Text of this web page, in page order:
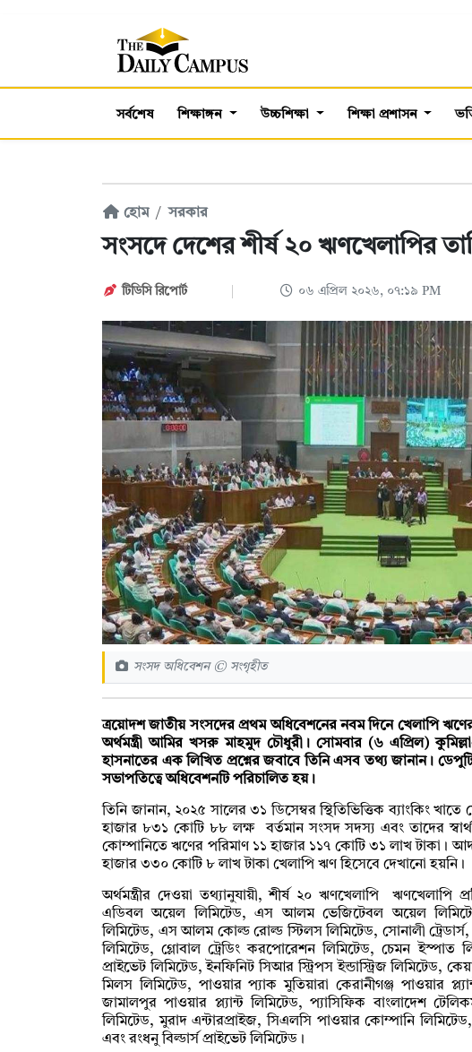
সর্বশেষ শিক্ষাঙ্গন উচ্চশিক্ষা শিক্ষা প্রশাসন
হোম সরকার
সংসদে দেশের শীর্ষ ২০ ঋণখেলাপির
টিডিসি রিপোর্ট ০৬ এপ্রিল ২০২৬, ০৭:১৯ PM
সংসদ অধিবেশন © সংগৃহীত
ত্রয়োদশ জাতীয় সংসদের প্রথম অধিবেশনের নবম দিনে খেলাপি ঋণের
অর্থমন্ত্রী আমির খসরু মাহমুদ চৌধুরী। সোমবার (৬ এপ্রিল)
হাসনাতের এক লিখিত প্রশ্নের জবাবে তিনি এসব তথ্য জানান।
সভাপতিত্বে অধিবেশনটি পরিচালিত হয়।
তিনি জানান, ২০২৫ সালের ৩১ ডিসেম্বর স্থিতিভিত্তিক ব্যাংকিং
হাজার ৮৩১ কোটি ৮৮ লক্ষ বর্তমান সংসদ সদস্য এবং তাদের
কোম্পানিতে ঋণের পরিমাণ ১১ হাজার ১১৭ কোটি ৩১ লাখ টাকা।
হাজার ৩৩০ কোটি ৮ লাখ টাকা খেলাপি ঋণ হিসেবে দেখানো হয়নি।
অর্থমন্ত্রীর দেওয়া তথ্যানুযায়ী, শীর্ষ ২০ ঋণখেলাপি
এডিবল অয়েল লিমিটেড, এস আলম ভেজিটেবল অয়েল লিমিটেড,
লিমিটেড, এস আলম কোল্ড রোল্ড স্টিলস লিমিটেড, সোনালী ট্রেডার্স,
লিমিটেড, গ্লোবাল ট্রেডিং করপোরেশন লিমিটেড, চেমন ইস্পাত
প্রাইভেট লিমিটেড, ইনফিনিট সিআর স্ট্রিপস ইন্ডাস্ট্রিজ লিমিটেড,
মিলস লিমিটেড, পাওয়ার প্যাক মুতিয়ারা কেরানীগঞ্জ পাওয়ার
জামালপুর পাওয়ার প্ল্যান্ট লিমিটেড, প্যাসিফিক বাংলাদেশ
লিমিটেড, মুরাদ এন্টারপ্রাইজ, সিএলসি পাওয়ার কোম্পানি
এবং রংধনু বিল্ডার্স প্রাইভেট লিমিটেড।